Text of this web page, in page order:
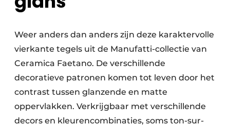
Weer anders dan anders zijn deze karaktervolle
vierkante tegels uit de Manufatti-collectie van
Ceramica Faetano. De verschillende
decoratieve patronen komen tot leven door het
contrast tussen glanzende en matte
oppervlakken. Verkrijgbaar met verschillende
decors en kleurencombinaties, soms ton-sur-